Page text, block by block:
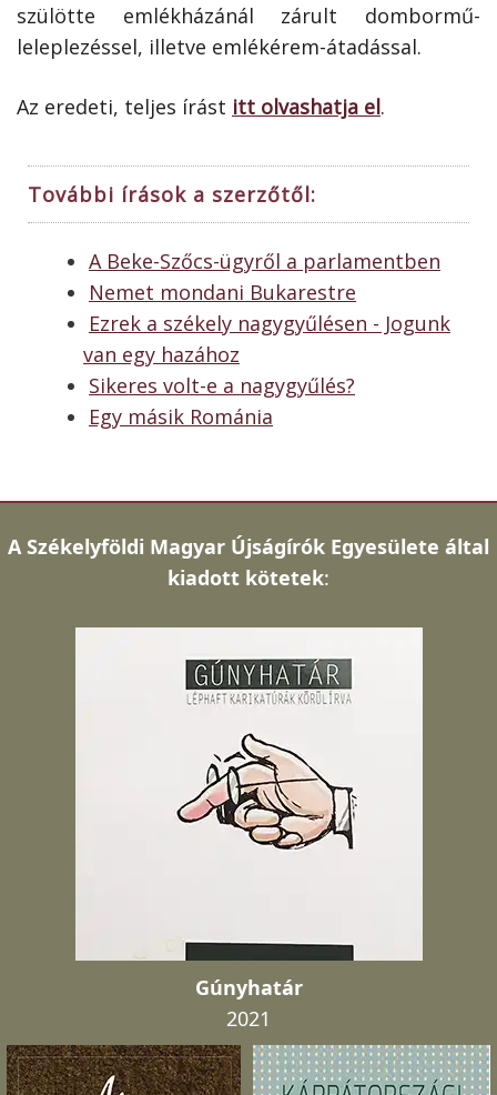
szülötte emlékházánál zárult dombormű-
leleplezéssel, illetve emlékérem-átadással.
Az eredeti, teljes írást itt olvashatja el.
További írások a szerzőtől:
A Beke-Szőcs-ügyről a parlamentben
Nemet mondani Bukarestre
Ezrek a székely nagygyűlésen - Jogunk
van egy hazához
Sikeres volt-e a nagygyűlés?
Egy másik Románia
A Székelyföldi Magyar Újságírók Egyesülete által
kiadott kötetek:
Gúnyhatár
2021